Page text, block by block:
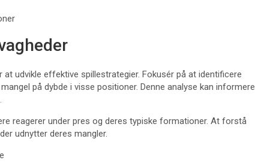
udvikle effektive spillestrategier. Fokusér på at identificere
på dybde i visse positioner. Denne analyse kan informere
reagerer under pres og deres typiske formationer. At forstå
udnytter deres mangler.